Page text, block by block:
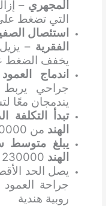
المجهري –
التي تضغط
استئصال
الفقرية –
يخفف الضغط
اندماج
جراحي يربط
يندمجان معًا
تبدأ التكلفة
الهند من 100000 روبية هندية
يبلغ متوسط
الهند
يصل الحد
روبية هندية